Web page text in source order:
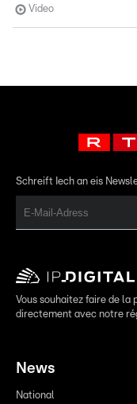
Video
Schreift Iech an eis
Vous souhaitez faire de la
directement avec notre
News
National